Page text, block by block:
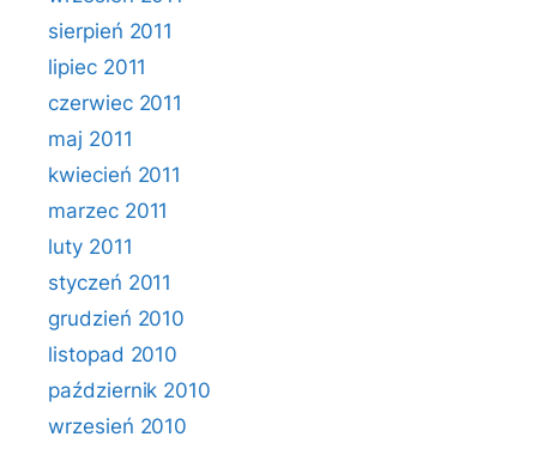
sierpień 2011
lipiec 2011
czerwiec 2011
maj 2011
kwiecień 2011
marzec 2011
luty 2011
styczeń 2011
grudzień 2010
listopad 2010
październik 2010
wrzesień 2010